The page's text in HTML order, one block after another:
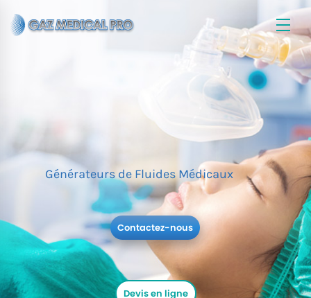
Générateurs de Fluides Médicaux
Devis en ligne
Contactez-nous